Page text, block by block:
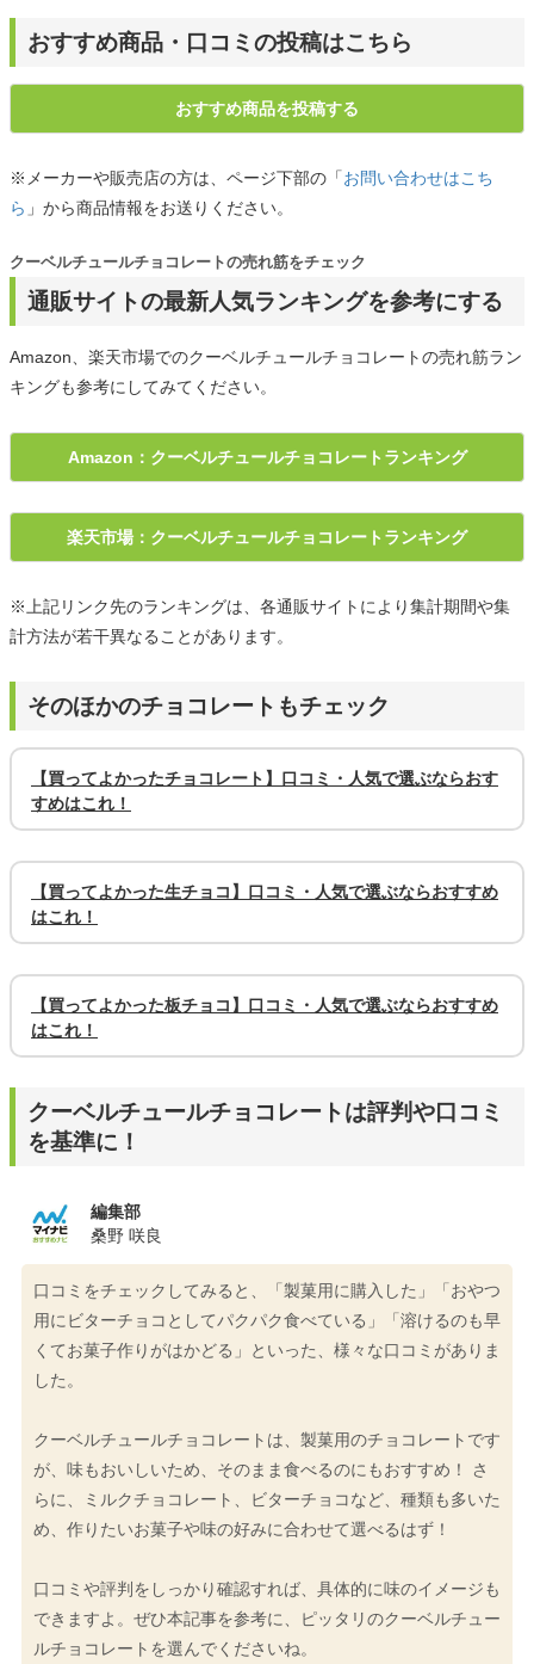
おすすめ商品・口コミの投稿はこちら
おすすめ商品を投稿する
※メーカーや販売店の方は、ページ下部の「お問い合わせはこち
ら 」から商品情報をお送りください。
通販サイトの最新人気ランキングを参考にする
クーベルチュールチョコレートの売れ筋をチェック
Amazon、楽天市場でのクーベルチュールチョコレートの売れ筋ラン
キングも参考にしてみてください。
Amazon：クーベルチュールチョコレートランキング
楽天市場：クーベルチュールチョコレートランキング
※上記リンク先のランキングは、各通販サイトにより集計期間や集
計方法が若干異なることがあります。
そのほかのチョコレートもチェック
【買ってよかったチョコレート】口コミ・人気で選ぶならおす
すめはこれ！
【買ってよかった生チョコ】口コミ・人気で選ぶならおすすめ
はこれ！
【買ってよかった板チョコ】口コミ・人気で選ぶならおすすめ
はこれ！
クーベルチュールチョコレートは評判や口コミ
を基準に！
編集部
桑野 咲良
口コミをチェックしてみると、「製菓用に購入した」「おやつ
用にビターチョコとしてパクパク食べている」「溶けるのも早
くてお菓子作りがはかどる」といった、様々な口コミがありま
した。
クーベルチュールチョコレートは、製菓用のチョコレートです
が、味もおいしいため、そのまま食べるのにもおすすめ！ さ
らに、ミルクチョコレート、ビターチョコなど、種類も多いた
め、作りたいお菓子や味の好みに合わせて選べるはず！
口コミや評判をしっかり確認すれば、具体的に味のイメージも
できますよ。ぜひ本記事を参考に、ピッタリのクーベルチュー
ルチョコレートを選んでくださいね。